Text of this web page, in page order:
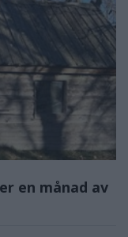
en månad av